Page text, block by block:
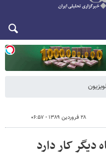
۲۸ فروردین ۱۳۸۹ - ۰۶:۵۷
دیگر کار دارد